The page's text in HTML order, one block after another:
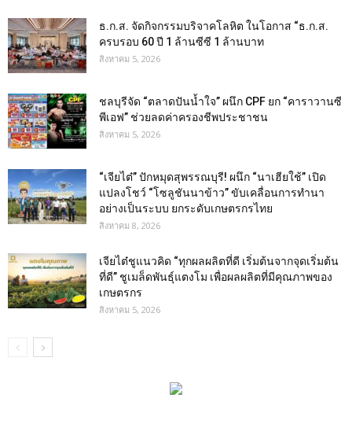
ธ.ก.ส. จัดกิจกรรมบริจาคโลหิต ในโอกาส “ธ.ก.ส.
ครบรอบ 60 ปี 1 ล้านซีซี 1 ล้านบาท
สิงหาคม 5, 2026
ชลบุรีจัด “ตลาดปันน้ำใจ” ผนึก CPF ยก “คาราวานซี
พีเอฟ” ช่วยลดค่าครองชีพประชาชน
สิงหาคม 5, 2026
“เจียไต๋” ปักหมุดสุพรรณบุรี! ผนึก “นาเฮียใช้” เปิด
แปลงโชว์ “โซลูชันนาข้าว” ขับเคลื่อนการทำนา
อย่างเป็นระบบ ยกระดับเกษตรกรไทย
สิงหาคม 8, 2026
เจียไต๋ชูแนวคิด “ทุกผลผลิตที่ดี เริ่มต้นจากจุดเริ่มต้น
ที่ดี” ชูเมล็ดพันธุ์แตงโม เพื่อผลผลิตที่มีคุณภาพของ
เกษตรกร
สิงหาคม 5, 2026